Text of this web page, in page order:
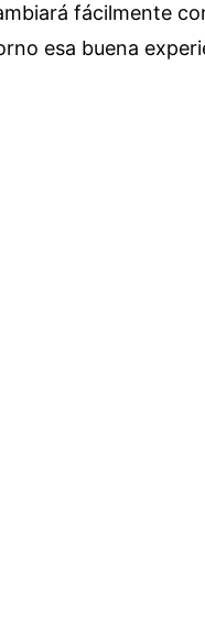
fácilmente
esa buena